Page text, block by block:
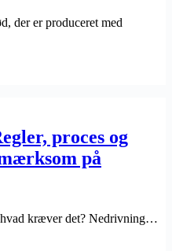
der er produceret med
proces og
på
hvad kræver det? Nedrivning…